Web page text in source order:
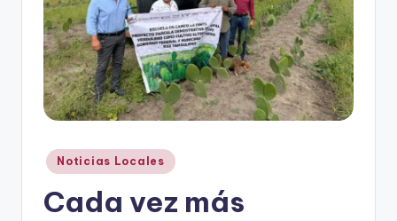
Publicado
en
Noticias Locales
Cada vez más